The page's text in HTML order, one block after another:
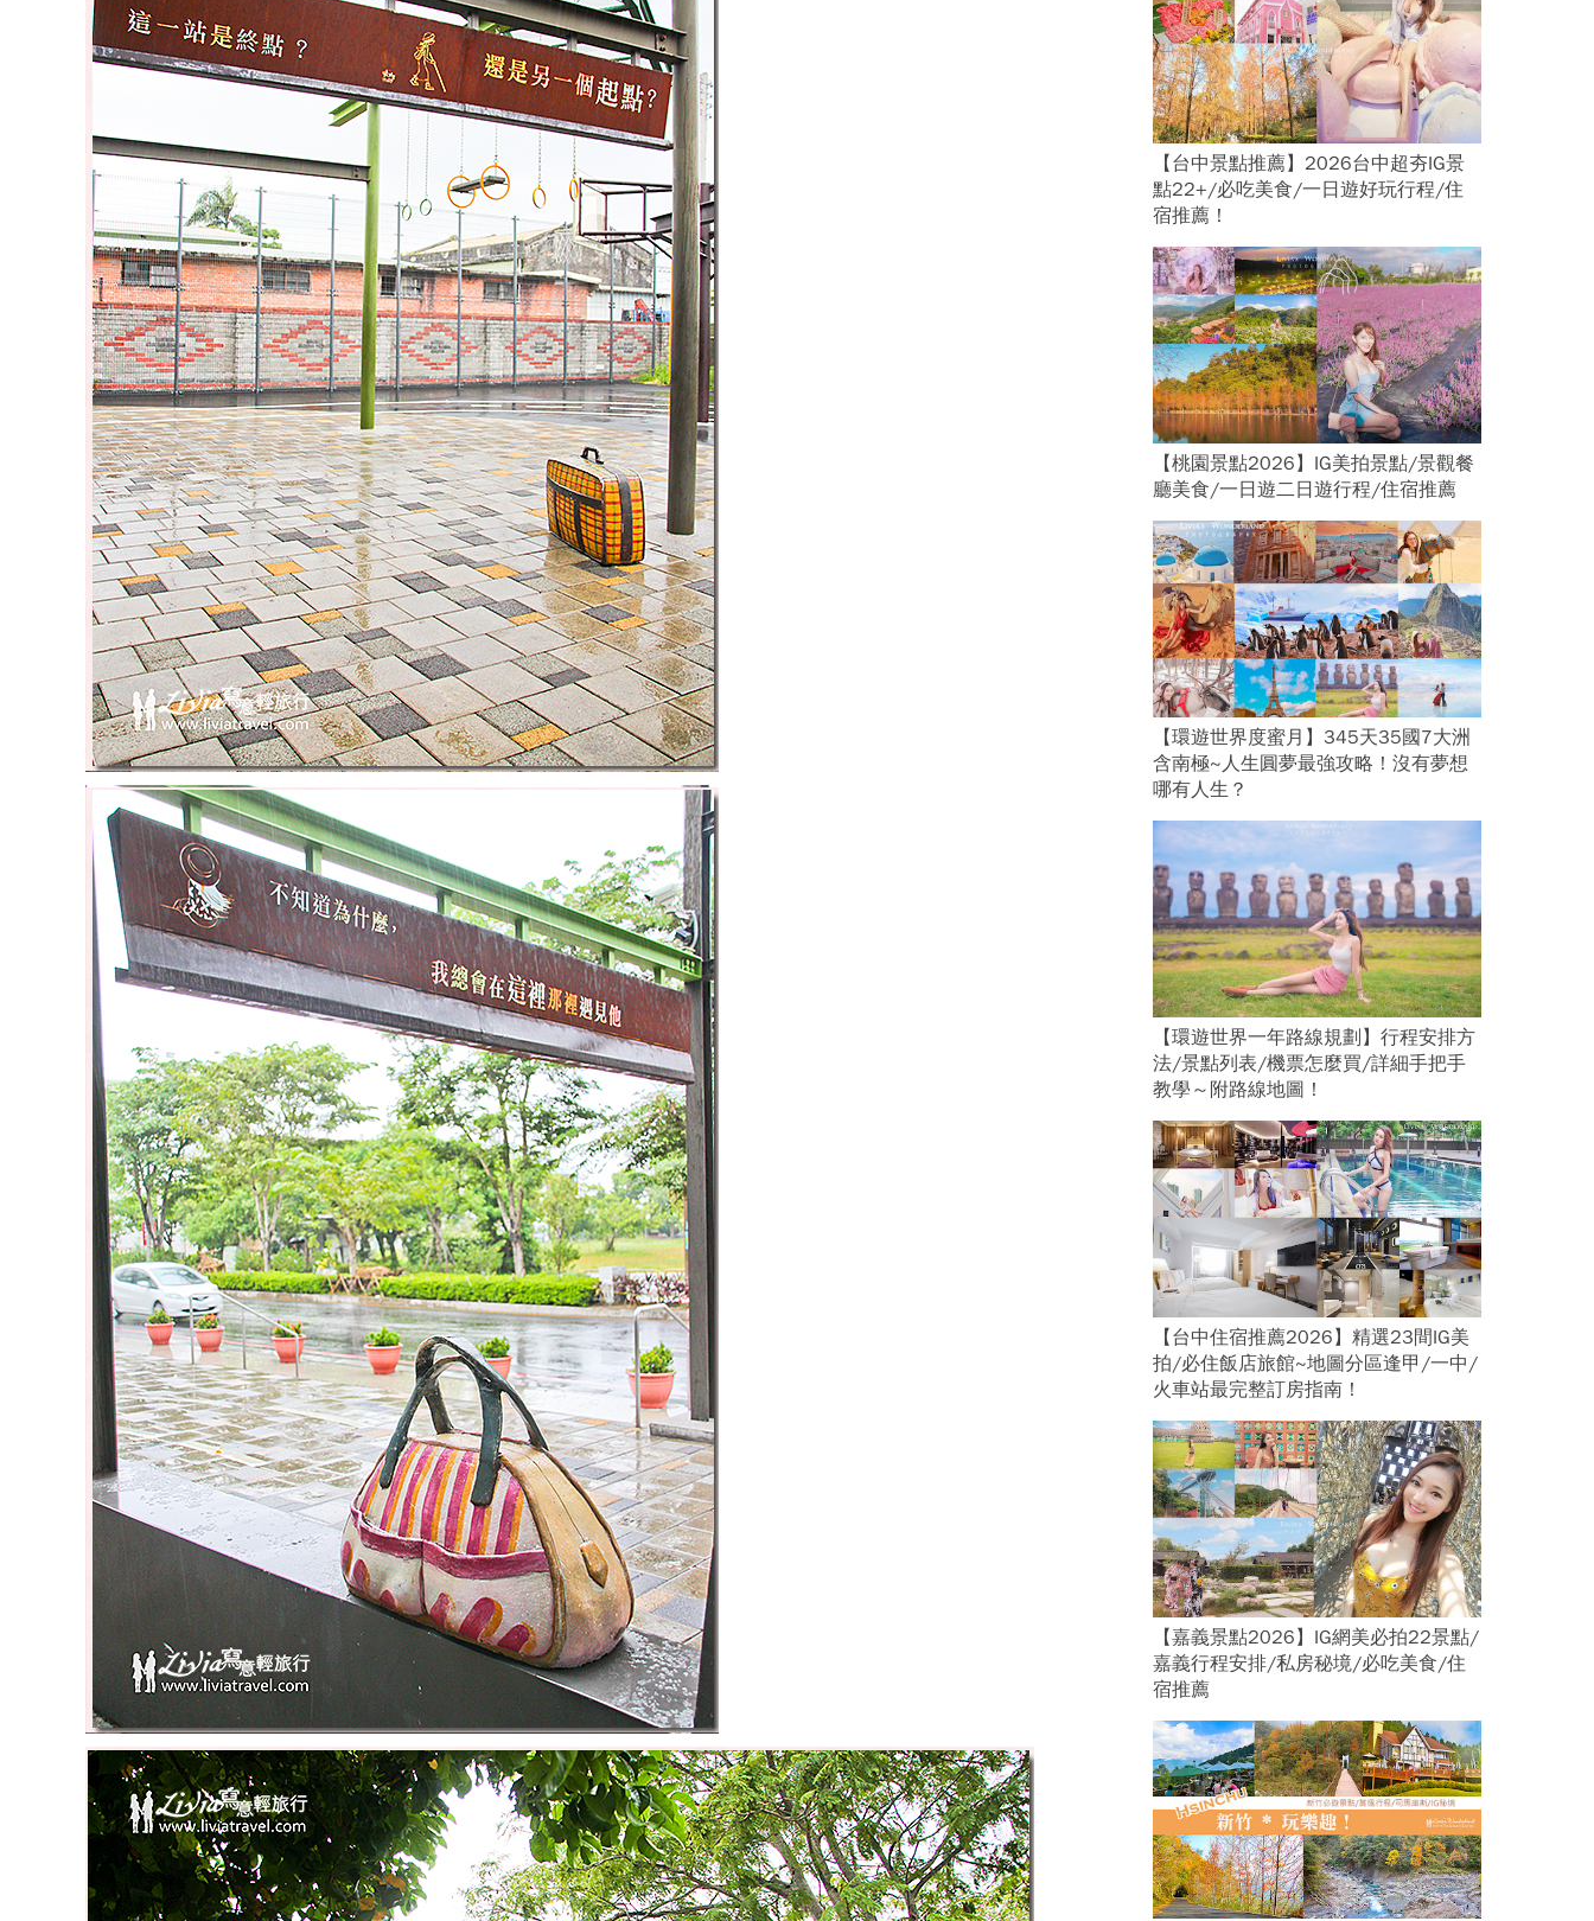
【台中景點推薦】2026台中超夯IG景
點22+/必吃美食/一日遊好玩行程/住
宿推薦！
【桃園景點2026】IG美拍景點/景觀餐
廳美食/一日遊二日遊行程/住宿推薦
【環遊世界度蜜月】345天35國7大洲
含南極~人生圓夢最強攻略！沒有夢想
哪有人生？
【環遊世界一年路線規劃】行程安排方
法/景點列表/機票怎麼買/詳細手把手
教學～附路線地圖！
【台中住宿推薦2026】精選23間IG美
拍/必住飯店旅館~地圖分區逢甲/一中/
火車站最完整訂房指南！
【嘉義景點2026】IG網美必拍22景點/
嘉義行程安排/私房秘境/必吃美食/住
宿推薦